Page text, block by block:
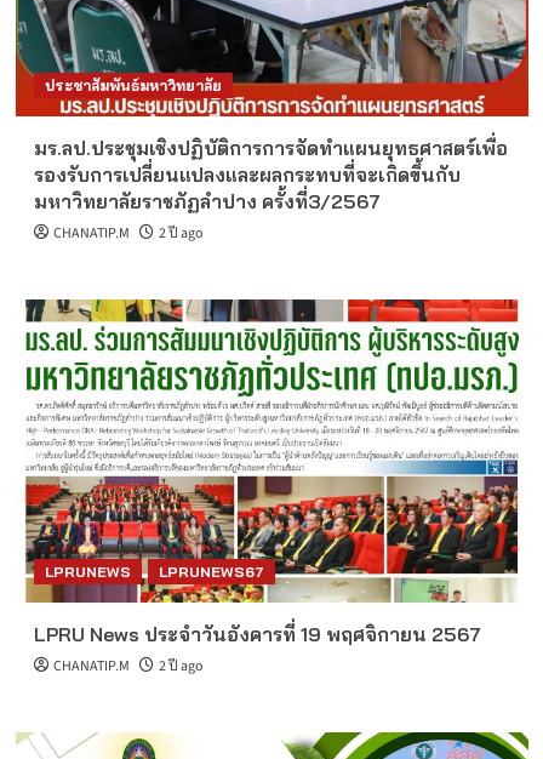
ประชาสัมพันธ์มหาวิทยาลัย
มร.ลป.ประชุมเชิงปฏิบัติการการจัดทำแผนยุทธศาสตร์เพื่อ
รองรับการเปลี่ยนแปลงและผลกระทบที่จะเกิดขึ้นกับ
มหาวิทยาลัยราชภัฏลำปาง ครั้งที่3/2567
CHANATIP.M 2 ปี ago
LPRUNEWS LPRUNEWS67
LPRU News ประจำวันอังคารที่ 19 พฤศจิกายน 2567
CHANATIP.M 2 ปี ago